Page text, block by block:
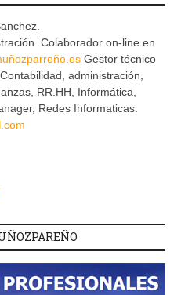
Colaborador on-line en
Gestor técnico
administración,
RR.HH, Informática,
Redes Informaticas.